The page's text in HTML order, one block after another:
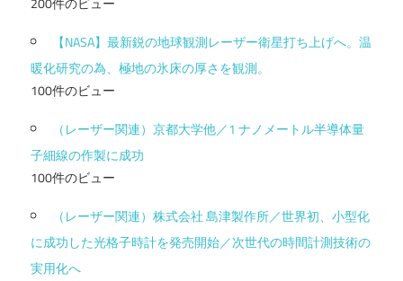
200件のビュー
【NASA】最新鋭の地球観測レーザー衛星打ち上げへ。温
暖化研究の為、極地の氷床の厚さを観測。
100件のビュー
（レーザー関連）京都大学他／1 ナノメートル半導体量
子細線の作製に成功
100件のビュー
（レーザー関連）株式会社 島津製作所／世界初、小型化
に成功した光格子時計を発売開始／次世代の時間計測技術の
実用化へ